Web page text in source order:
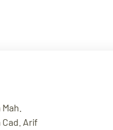
Arif